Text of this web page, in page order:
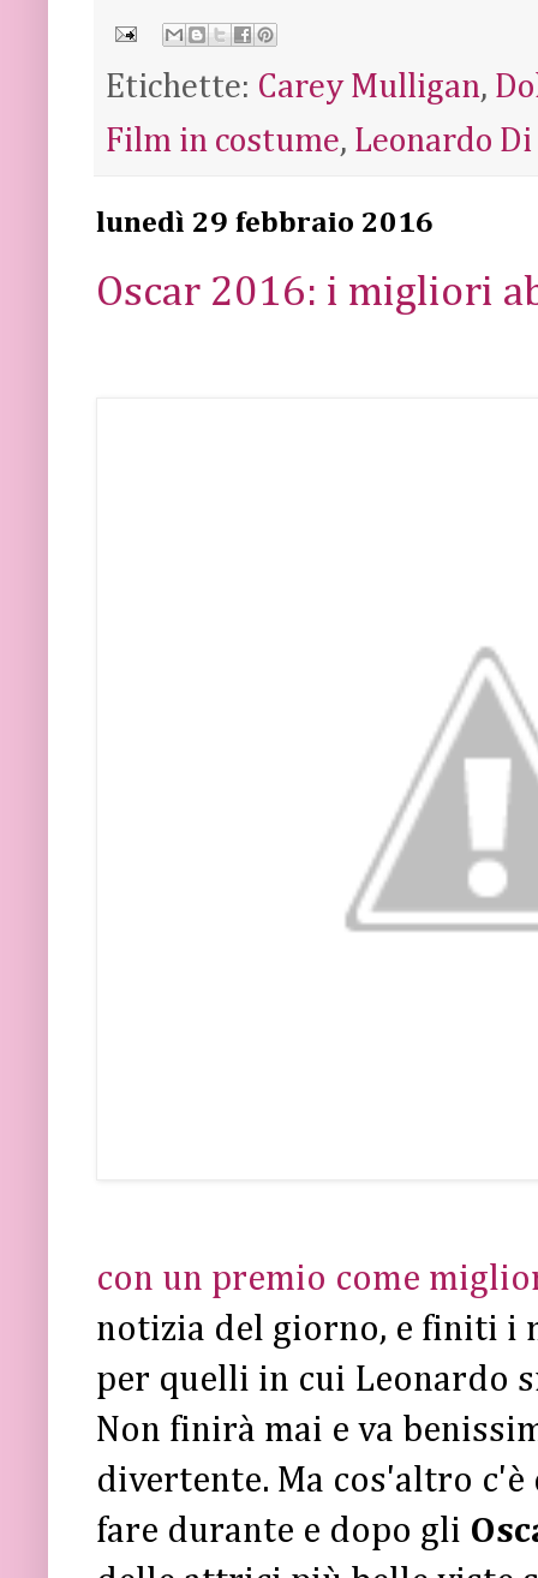
Etichette: Carey Mulligan,
Film in costume, Leonardo
lunedì 29 febbraio 2016
Oscar 2016: i migliori
con un premio come
notizia del giorno, e finiti i
per quelli in cui Leonardo
Non finirà mai e va
divertente. Ma cos'altro
fare durante e dopo gli